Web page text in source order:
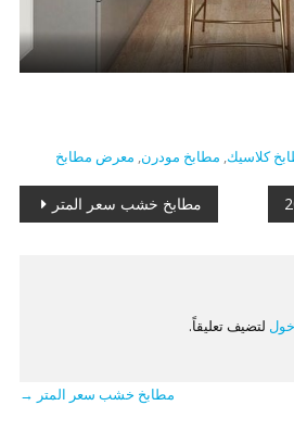
كلاسيك, مطابخ مودرن, معرض مطابخ
مطابخ خشب سعر المتر
لتضيف تعليقاً.
مطابخ خشب سعر المتر →